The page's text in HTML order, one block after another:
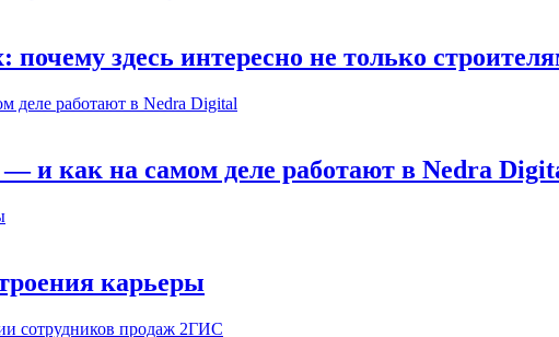
здесь интересно не только
и как на самом деле работают в Nedra
карьеры